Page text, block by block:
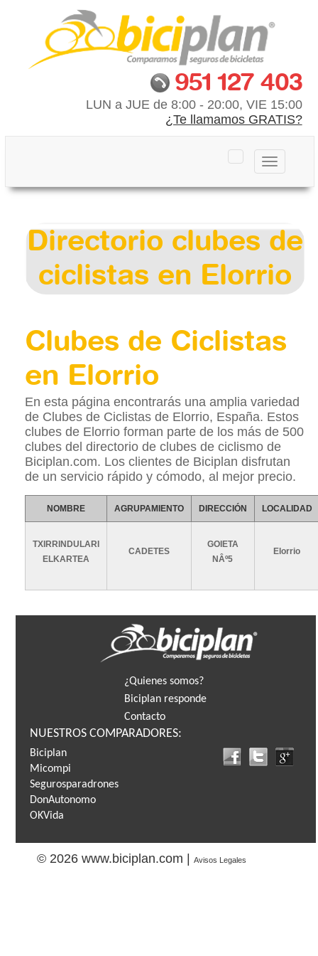
951 127 403
LUN a JUE de 8:00 - 20:00, VIE 15:00
¿Te llamamos GRATIS?
Toggle
navigation
Directorio clubes de
ciclistas en Elorrio
Clubes de Ciclistas
en Elorrio
En esta página encontrarás una amplia variedad
de Clubes de Ciclistas de Elorrio, España. Estos
clubes de Elorrio forman parte de los más de 500
clubes del directorio de clubes de ciclismo de
Biciplan.com. Los clientes de Biciplan disfrutan
de un servicio rápido y cómodo, al mejor precio.
NOMBRE AGRUPAMIENTO DIRECCIÓN LOCALIDAD
TXIRRINDULARI
ELKARTEA
CADETES
GOIETA
NÂº5
Elorrio
¿Quienes somos?
Biciplan responde
Contacto
NUESTROS COMPARADORES:
Biciplan
Micompi
Segurosparadrones
DonAutonomo
OKVida
© 2026 www.biciplan.com |Avisos Legales